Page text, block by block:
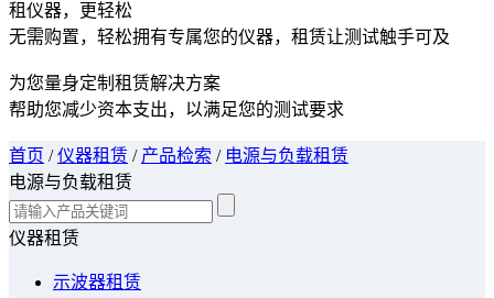
租仪器，更轻松
无需购置，轻松拥有专属您的仪器，租赁让测试触手可及
为您量身定制租赁解决方案
帮助您减少资本支出，以满足您的测试要求
首页 /仪器租赁 / 产品检索 / 电源与负载租赁
电源与负载租赁
仪器租赁
示波器租赁